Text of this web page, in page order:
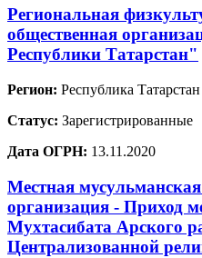
Региональная
общественная
Республики Татарстан"
Регион: Республика
Статус: Зарегистрированные
Дата ОГРН: 13.11.2020
Местная
организация - Приход
Мухтасибата Арского
Централизованной